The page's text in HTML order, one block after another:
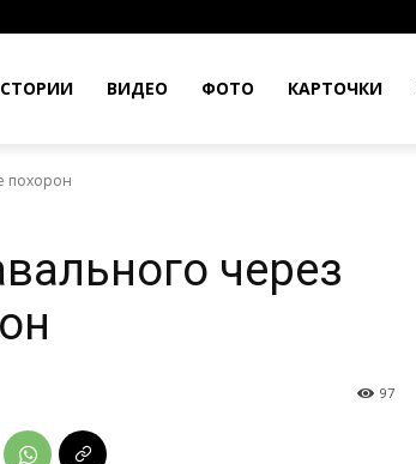
ВИДЕО ФОТО КАРТОЧКИ
похорон
через
97